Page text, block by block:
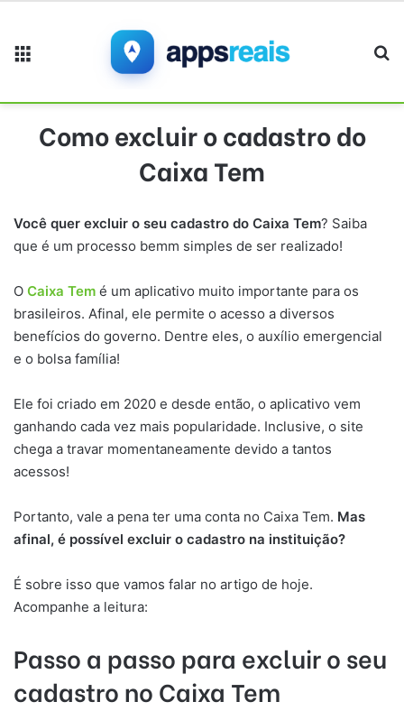
Como excluir o cadastro do
Caixa Tem
Você quer excluir o seu cadastro do Caixa Tem? Saiba
que é um processo bemm simples de ser realizado!
O Caixa Tem é um aplicativo muito importante para os
brasileiros. Afinal, ele permite o acesso a diversos
benefícios do governo. Dentre eles, o auxílio emergencial
e o bolsa família!
Ele foi criado em 2020 e desde então, o aplicativo vem
ganhando cada vez mais popularidade. Inclusive, o site
chega a travar momentaneamente devido a tantos
acessos!
Portanto, vale a pena ter uma conta no Caixa Tem. Mas
afinal, é possível excluir o cadastro na instituição?
É sobre isso que vamos falar no artigo de hoje.
Acompanhe a leitura:
Passo a passo para excluir o seu
cadastro no Caixa Tem